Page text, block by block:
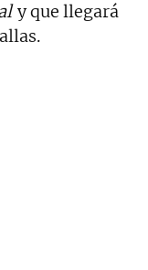
y que llegará